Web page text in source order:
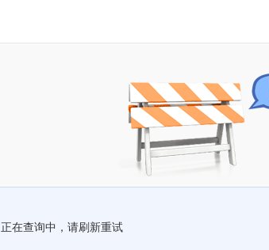
正在查询中，请刷新重试